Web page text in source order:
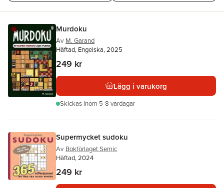
Murdoku
Av M. Garand
Häftad, Engelska, 2025
249 kr
Lägg i varukorg
Skickas inom 5-8 vardagar
Supermycket sudoku
Av Bokförlaget Semic
Häftad, 2024
249 kr